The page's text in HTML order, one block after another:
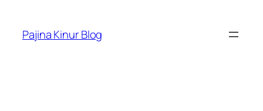
content
Pajina Kinur Blog